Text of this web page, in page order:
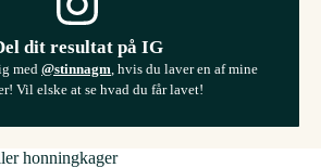
dit resultat på IG
med @stinnagm , hvis du laver en af mine
Vil elske at se hvad du får lavet!
honningkager